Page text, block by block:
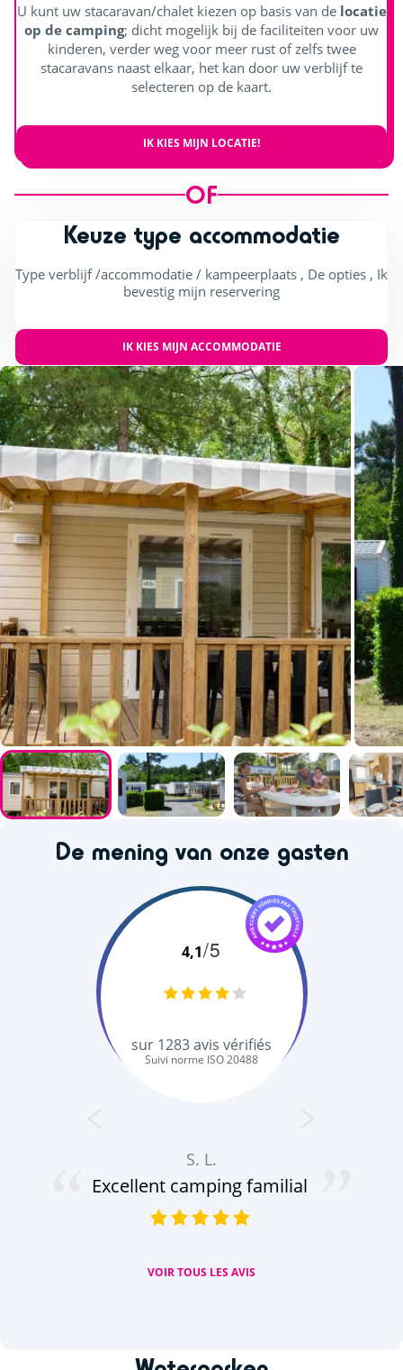
U kunt uw stacaravan/chalet kiezen op basis van delocatie
op de camping; dicht mogelijk bij de faciliteiten voor uw
kinderen, verder weg voor meer rust of zelfs twee
stacaravans naast elkaar, het kan door uw verblijf te
selecteren op de kaart.
IK KIES MIJN LOCATIE!
OF
Keuze type accommodatie
Type verblijf /accommodatie / kampeerplaats , De opties , Ik
bevestig mijn reservering
IK KIES MIJN ACCOMMODATIE
De mening van onze gasten
4,1/5
sur 1283avis vérifiés
Suivi norme ISO 20488
S. L.
Excellent camping familial
VOIR TOUS LES AVIS